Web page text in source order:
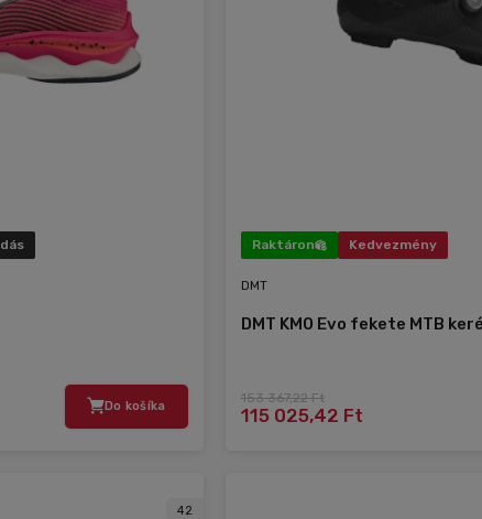
Do košíka
Raktáron Kedvezmény
DMT
DMT KM0 Evo fekete MTB
153 367,22 Ft
115 025,42 Ft
42